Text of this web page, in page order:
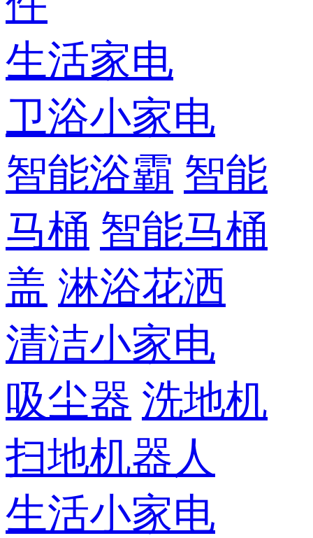
生活家电
卫浴小家电
智能浴霸 智能
马桶 智能马桶
盖 淋浴花洒
清洁小家电
吸尘器 洗地机
扫地机器人
生活小家电